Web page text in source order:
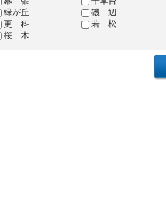
緑が丘
磯 辺
更 科
若 松
桜 木